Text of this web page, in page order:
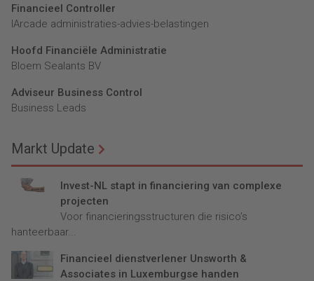
Financieel Controller
lArcade administraties-advies-belastingen
Hoofd Financiële Administratie
Bloem Sealants BV
Adviseur Business Control
Business Leads
Markt Update
Invest-NL stapt in financiering van complexe
projecten
Voor financieringsstructuren die risico’s
hanteerbaar...
Financieel dienstverlener Unsworth &
Associates in Luxemburgse handen